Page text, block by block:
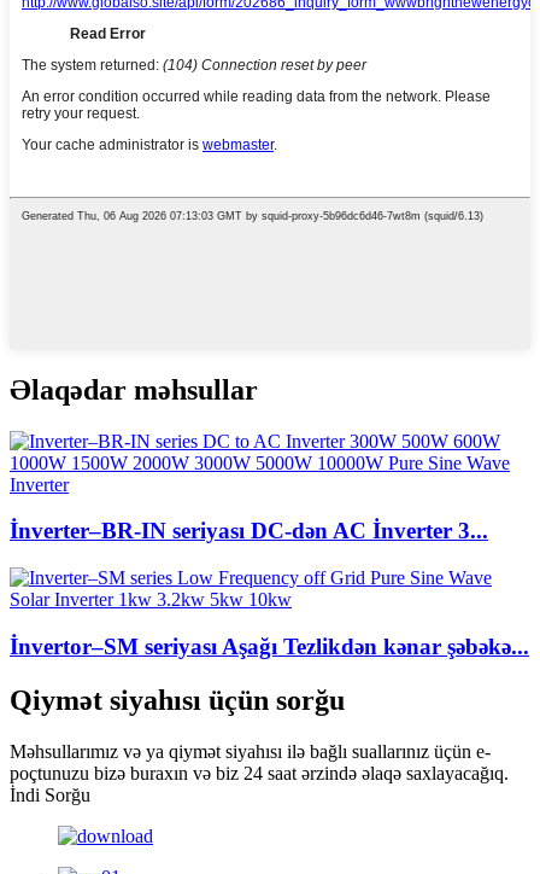
Əlaqədar məhsullar
İnverter–BR-IN seriyası DC-dən AC İnverter 3...
İnvertor–SM seriyası Aşağı Tezlikdən kənar şəbəkə...
Qiymət siyahısı üçün sorğu
Məhsullarımız və ya qiymət siyahısı ilə bağlı suallarınız üçün e-
poçtunuzu bizə buraxın və biz 24 saat ərzində əlaqə saxlayacağıq.
İndi Sorğu